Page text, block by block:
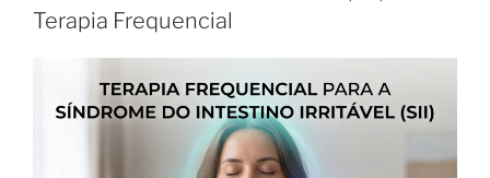
Terapia Frequencial